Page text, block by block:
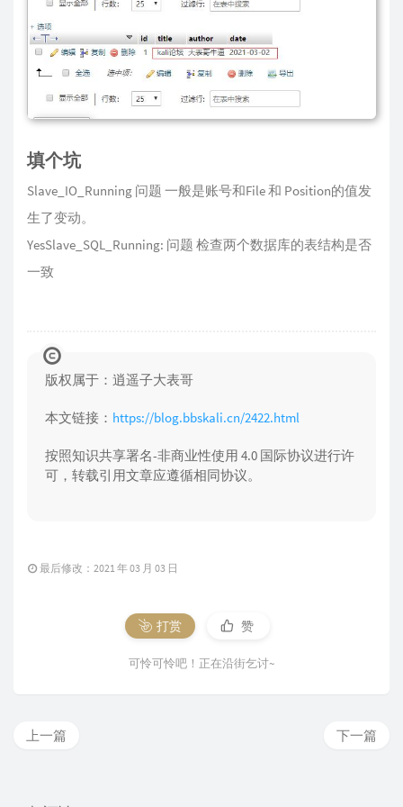
填个坑
Slave_IO_Running 问题 一般是账号和File 和 Position的值发
生了变动。
YesSlave_SQL_Running: 问题 检查两个数据库的表结构是否
一致
版权属于：逍遥子大表哥
本文链接： https://blog.bbskali.cn/2422.html
按照知识共享署名-非商业性使用 4.0 国际协议进行许
可，转载引用文章应遵循相同协议。
最后修改：2021 年 03 月 03 日
打赏 赞
可怜可怜吧！正在沿街乞讨~
下一篇
上一篇